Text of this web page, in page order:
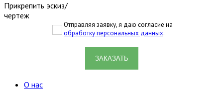
Прикрепить эскиз/
чертеж
Отправляя заявку, я даю согласие на
обработку персональных данных.
ЗАКАЗАТЬ
О нас